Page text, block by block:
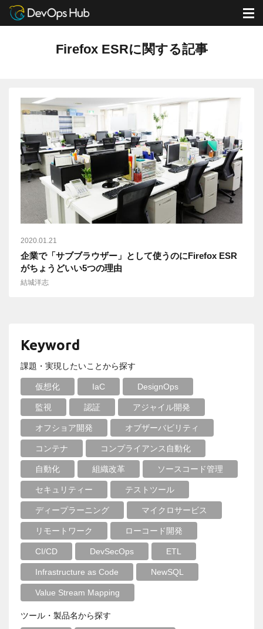
DevOps Hub ブログ Firefox ESRに関する記事
Firefox ESRに関する記事
2020.01.21
企業で「サブブラウザー」として使うのにFirefox ESR
がちょうどいい5つの理由
結城洋志
Keyword
課題・実現したいことから探す
仮想化 IaC DesignOps
監視 認証 アジャイル開発
オフショア開発 オブザーバビリティ
コンテナ コンプライアンス自動化
自動化 組織改革 ソースコード管理
セキュリティー テストツール
ディープラーニング マイクロサービス
リモートワーク ローコード開発
CI/CD DevSecOps ETL
Infrastructure as Code NewSQL
Value Stream Mapping
ツール・製品名から探す